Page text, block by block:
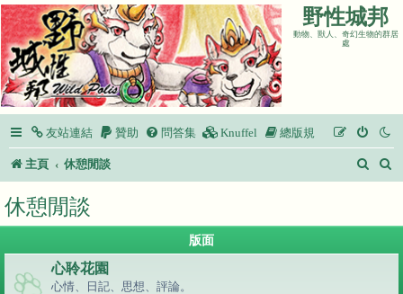
野性城邦
動物、獸人、奇幻生物的群居
處
友站連結 贊助 問答集 Knuffel 總版規
主頁 休憩閒談
搜
休憩閒談
版面
心聆花園
心情、日記、思想、評論。